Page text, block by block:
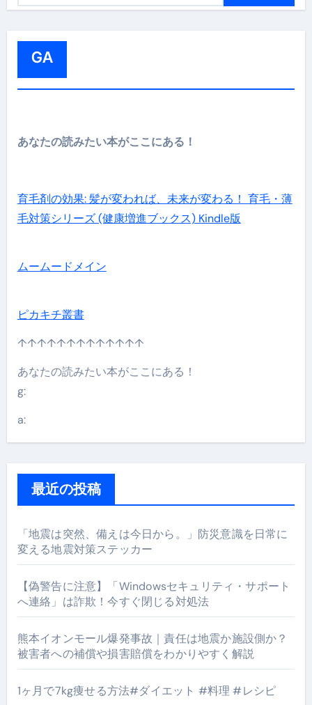
GA
あなたの読みたい本がここにある！
育毛剤の効果: 髪が変われば、未来が変わる！ 育毛・薄
毛対策シリーズ (健康増進ブックス) Kindle版
ムームードメイン
ピカキチ叢書
↑↑↑↑↑↑↑↑↑↑↑↑↑
あなたの読みたい本がここにある！
g:
a:
最近の投稿
「地震は突然、備えは今日から。」防災意識を日常に
変える地震対策ステッカー
【偽警告に注意】「Windowsセキュリティ・サポート
へ連絡」は詐欺！今すぐ閉じる対処法
熊本イオンモール爆発事故｜責任は地震か施設側か？
被害者への補償や損害賠償をわかりやすく解説
1ヶ月で7kg痩せる方法#ダイエット #料理 #レシピ